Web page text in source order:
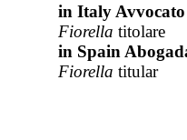
in Italy
Fiorella titolare
in Spain
Fiorella titular